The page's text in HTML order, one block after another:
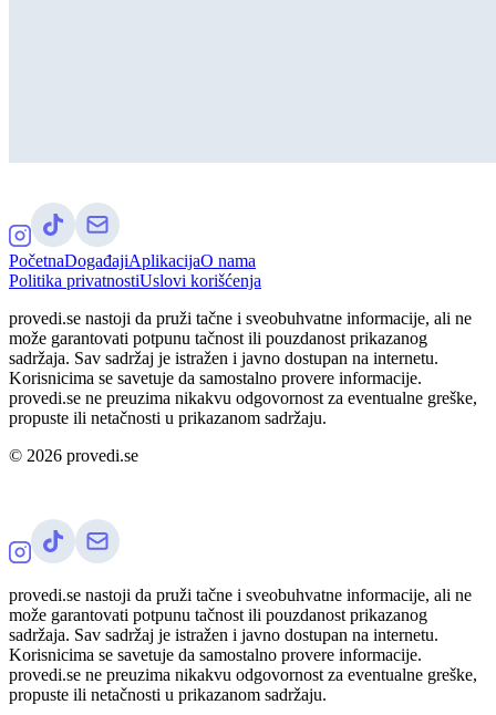
PočetnaDogađajiAplikacijaO nama
Politika privatnostiUslovi korišćenja
provedi.se nastoji da pruži tačne i sveobuhvatne informacije, ali ne
može garantovati potpunu tačnost ili pouzdanost prikazanog
sadržaja. Sav sadržaj je istražen i javno dostupan na internetu.
Korisnicima se savetuje da samostalno provere informacije.
provedi.se ne preuzima nikakvu odgovornost za eventualne greške,
propuste ili netačnosti u prikazanom sadržaju.
© 2026 provedi.se
provedi.se nastoji da pruži tačne i sveobuhvatne informacije, ali ne
može garantovati potpunu tačnost ili pouzdanost prikazanog
sadržaja. Sav sadržaj je istražen i javno dostupan na internetu.
Korisnicima se savetuje da samostalno provere informacije.
provedi.se ne preuzima nikakvu odgovornost za eventualne greške,
propuste ili netačnosti u prikazanom sadržaju.